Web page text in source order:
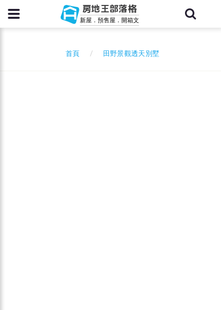
房地王部落格
新屋．預售屋．開箱文
首頁 田野景觀透天別墅